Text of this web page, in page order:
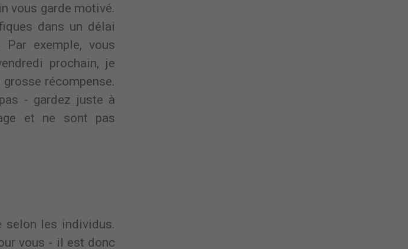
vous garde motivé.
dans un délai
Par exemple, vous
prochain, je
récompense.
- gardez juste à
et ne sont pas
selon les individus.
vous - il est donc